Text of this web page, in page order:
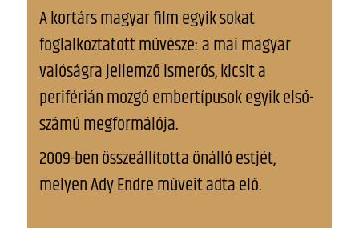
A kortárs magyar film egyik sokat
foglalkoztatott művésze: a mai magyar
valóságra jellemző ismerős, kicsit a
periférián mozgó embertípusok egyik első-
számú megformálója.
2009-ben összeállította önálló estjét,
melyen Ady Endre műveit adta elő.